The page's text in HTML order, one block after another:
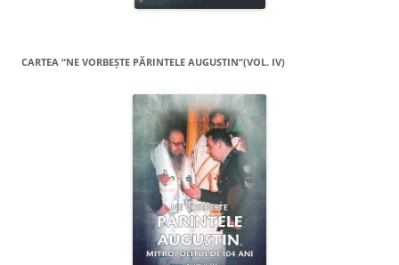
CARTEA “NE VORBEŞTE PĂRINTELE AUGUSTIN”(VOL. IV)